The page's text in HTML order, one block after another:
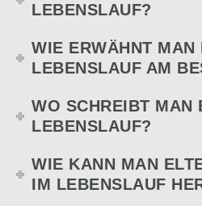
LEBENSLAUF?
WIE ERWÄHNT MAN
LEBENSLAUF AM
WO SCHREIBT MAN
LEBENSLAUF?
WIE KANN MAN
IM LEBENSLAUF